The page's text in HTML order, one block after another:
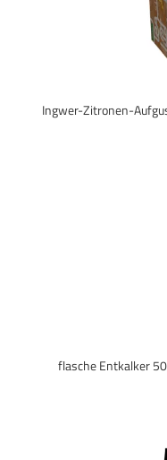
flasche Entkalker